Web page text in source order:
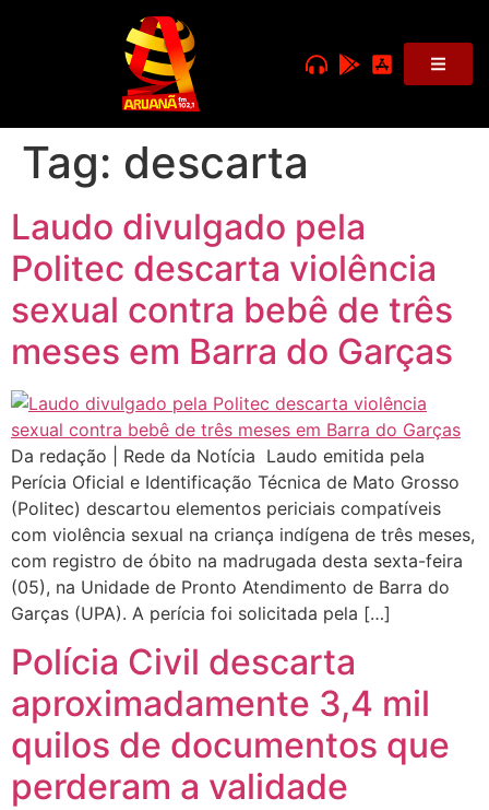
Tag: descarta
Laudo divulgado pela
Politec descarta violência
sexual contra bebê de três
meses em Barra do Garças
Da redação | Rede da Notícia Laudo emitida pela
Perícia Oficial e Identificação Técnica de Mato Grosso
(Politec) descartou elementos periciais compatíveis
com violência sexual na criança indígena de três meses,
com registro de óbito na madrugada desta sexta-feira
(05), na Unidade de Pronto Atendimento de Barra do
Garças (UPA). A perícia foi solicitada pela […]
Polícia Civil descarta
aproximadamente 3,4 mil
quilos de documentos que
perderam a validade